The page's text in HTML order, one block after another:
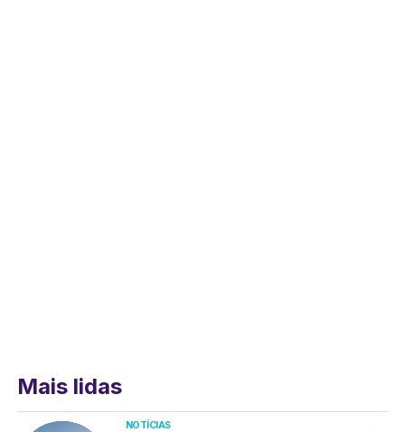
Mais lidas
NOTÍCIAS